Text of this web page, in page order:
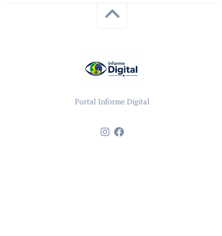
Portal Informe Digital